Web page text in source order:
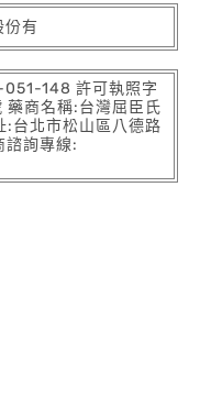
份有
148 許可執照字
藥商名稱:台灣屈臣氏
:台北市松山區八德路
諮詢專線: